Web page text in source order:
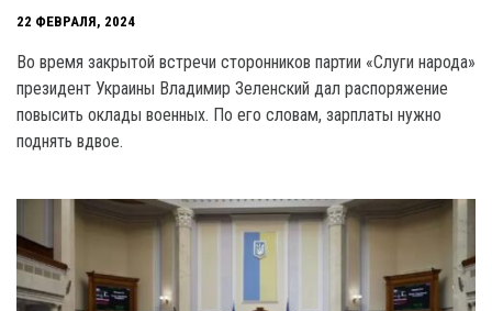
22 ФЕВРАЛЯ, 2024
Bo время закрытой встречи сторонников партии «Слуги народа»
президент Украины Владимир Зеленский дал распоряжение
повысить оклады военных. По его словам, зарплаты нужно
поднять вдвое.